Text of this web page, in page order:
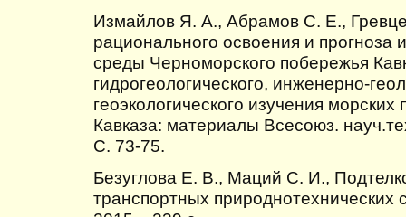
Измайлов Я. А., Абрамов С. Е.,
рационального освоения и прогноза
среды Черноморского побережья
гидрогеологического, инженерно-
геоэкологического изучения
Кавказа: материалы Всесоюз.
С. 73-75.
Безуглова Е. В., Маций С. И.,
транспортных природнотехнических